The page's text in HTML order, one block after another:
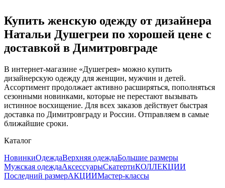
Купить женскую одежду от дизайнера
Натальи Душегреи по хорошей цене с
доставкой в Димитровграде
В интернет-магазине «Душегрея» можно купить
дизайнерскую одежду для женщин, мужчин и детей.
Ассортимент продолжает активно расширяться, пополняться
сезонными новинками, которые не перестают вызывать
истинное восхищение. Для всех заказов действует быстрая
доставка по Димитровграду и России. Отправляем в самые
ближайшие сроки.
Каталог
НовинкиОдеждаВерхняя одеждаБольшие размеры
Мужская одеждаАксессуарыСкатертиКОЛЛЕКЦИИ
Последний размерАКЦИИМастер-классы